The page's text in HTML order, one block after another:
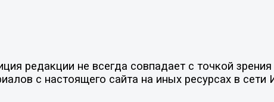
редакции не всегда совпадает с точкой
с настоящего сайта на иных ресурсах в сети